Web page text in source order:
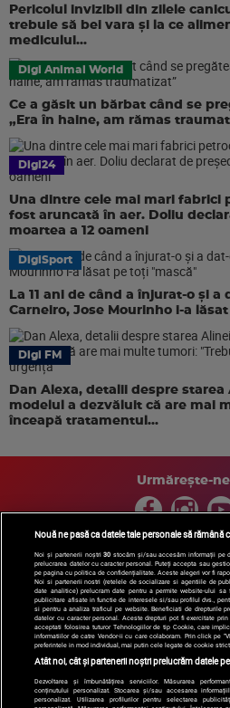
Pericolul invizibil din zilele
trebuie să bei vara și la ce
medicului...
Digi Animal World
Ce a găsit un bărbat când se
„Era în haine, am rămas
Digi24
Una dintre cele mai mari fabrici
fost aruncată în aer. Doliu
moartea a 12 oameni
DigiSport
La 11 ani de când a înjurat-o și a
Carneiro, Jose Mourinho i-a
Digi FM
Dan Alexa, detalii despre
modelul a dezvăluit că are mai
înceapă tratamentul...
Urmărește-
Copyright © 2026 / DIGI
Arhiva
Comunicate de presă
si conditii
Gestionați preferințele|
Nouă ne pasă ca datele tale personale să rămână
Noi și partenerii noștri30 stocăm și/sau accesăm informații pe
prelucrarea datelor cu caracter personal. Puteți accepta sau
pe pagina cu politica de confidențialitate. Aceste alegeri vor fi
Noi si partenerii nostri (retelele de socializare si agentiile de
date analitice) prelucram date pentru a permite website-ului
publicitare afisate in functie de interesele si/sau profilul dvs.,
si pentru a analiza traficul pe website. Beneficiati de drepturile
datelor cu caracter personal. Aceste drepturi pot fi exercitate
acceptati folosirea tuturor Tehnologiilor de tip Cookie, care
informatiilor de catre Vendor-ii cu care colaboram. Prin click pe
preferintele in mod individual, mai putin cele legate de cookie
Atât noi, cât și partenerii noștri prelucrăm datele
Dezvoltarea și îmbunătățirea serviciilor. Măsurarea
conținutului personalizat. Stocarea și/sau accesarea
personalizat. Utilizarea profilurilor pentru selectarea